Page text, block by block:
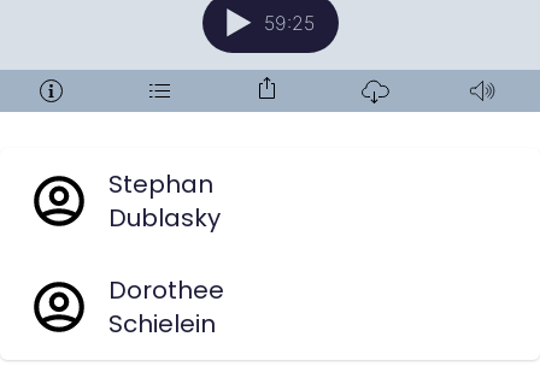
Stephan
Dublasky
Dorothee
Schielein